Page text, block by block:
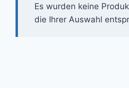
Es wurden keine
die Ihrer Auswahl